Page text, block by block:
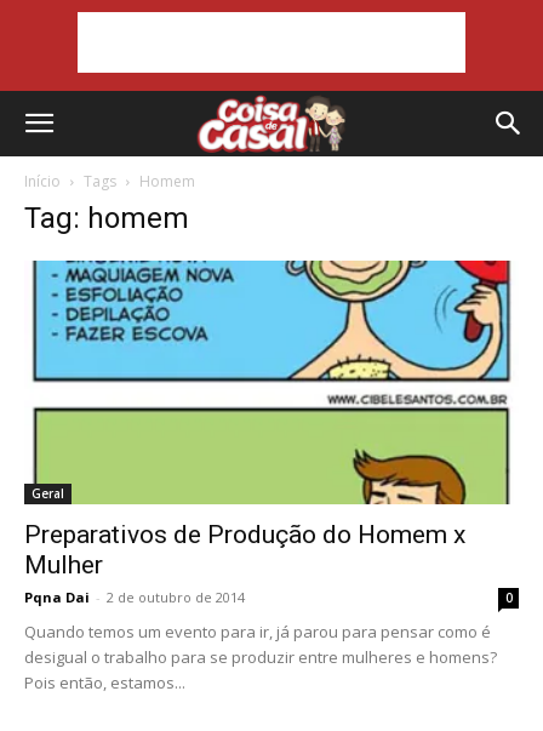
Início Tags Homem
Tag: homem
Geral
Preparativos de Produção do Homem x
Mulher
Pqna Dai - 2 de outubro de 2014 0
Quando temos um evento para ir, já parou para pensar como é
desigual o trabalho para se produzir entre mulheres e homens?
Pois então, estamos...